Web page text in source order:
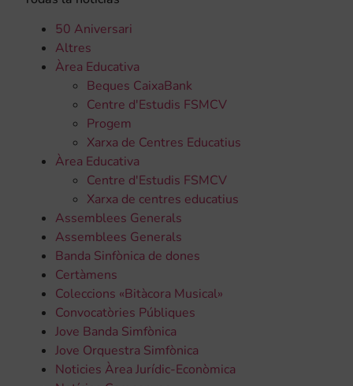
50 Aniversari
Altres
Àrea Educativa
Beques CaixaBank
Centre d'Estudis FSMCV
Progem
Xarxa de Centres Educatius
Àrea Educativa
Centre d'Estudis FSMCV
Xarxa de centres educatius
Assemblees Generals
Assemblees Generals
Banda Sinfònica de dones
Certàmens
Coleccions «Bitàcora Musical»
Convocatòries Públiques
Jove Banda Simfònica
Jove Orquestra Simfònica
Noticies Àrea Jurídic-Econòmica